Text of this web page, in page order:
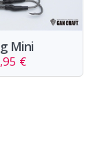
Mini
€